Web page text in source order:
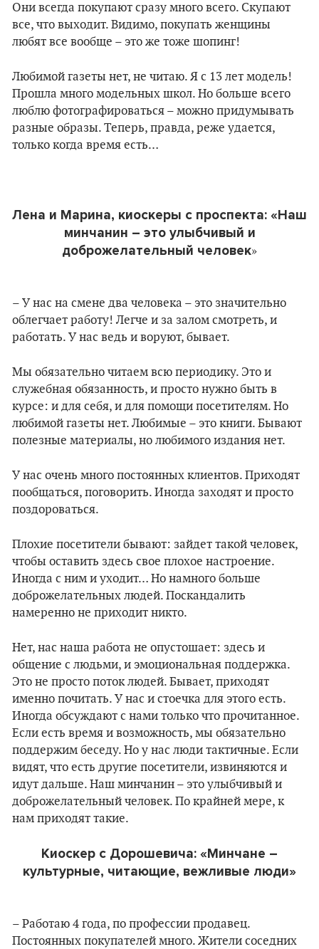
Они всегда покупают сразу много всего. Скупают
все, что выходит. Видимо, покупать женщины
любят все вообще – это же тоже шопинг!
Любимой газеты нет, не читаю. Я с 13 лет модель!
Прошла много модельных школ. Но больше всего
люблю фотографироваться – можно придумывать
разные образы. Теперь, правда, реже удается,
только когда время есть…
Лена и Марина, киоскеры с проспекта: «Наш
минчанин – это улыбчивый и
доброжелательный человек»
– У нас на смене два человека – это значительно
облегчает работу! Легче и за залом смотреть, и
работать. У нас ведь и воруют, бывает.
Мы обязательно читаем всю периодику. Это и
служебная обязанность, и просто нужно быть в
курсе: и для себя, и для помощи посетителям. Но
любимой газеты нет. Любимые – это книги. Бывают
полезные материалы, но любимого издания нет.
У нас очень много постоянных клиентов. Приходят
пообщаться, поговорить. Иногда заходят и просто
поздороваться.
Плохие посетители бывают: зайдет такой человек,
чтобы оставить здесь свое плохое настроение.
Иногда с ним и уходит… Но намного больше
доброжелательных людей. Поскандалить
намеренно не приходит никто.
Нет, нас наша работа не опустошает: здесь и
общение с людьми, и эмоциональная поддержка.
Это не просто поток людей. Бывает, приходят
именно почитать. У нас и стоечка для этого есть.
Иногда обсуждают с нами только что прочитанное.
Если есть время и возможность, мы обязательно
поддержим беседу. Но у нас люди тактичные. Если
видят, что есть другие посетители, извиняются и
идут дальше. Наш минчанин – это улыбчивый и
доброжелательный человек. По крайней мере, к
нам приходят такие.
Киоскер с Дорошевича: «Минчане –
культурные, читающие, вежливые люди»
– Работаю 4 года, по профессии продавец.
Постоянных покупателей много. Жители соседних